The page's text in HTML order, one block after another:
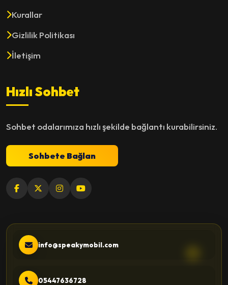
Kurallar
Gizlilik Politikası
İletişim
Hızlı Sohbet
Sohbet odalarımıza hızlı şekilde bağlantı kurabilirsiniz.
Sohbete Bağlan
info@speakymobil.com
05447636728